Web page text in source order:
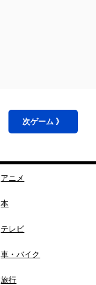
次ゲーム 》
アニメ
本
テレビ
車・バイク
旅行